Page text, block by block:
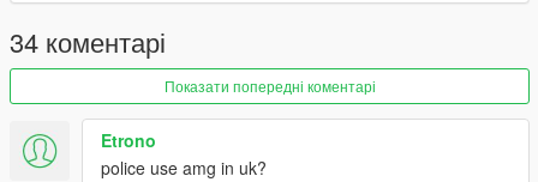
Features |
----------------|
Lights Work
Breakable Glass
5 Skin Liveries
34 коментарі
Показати попередні коментарі
Etrono
police use amg in uk?